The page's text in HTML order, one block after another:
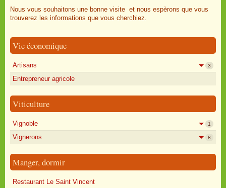
Nous vous souhaitons une bonne visite et nous espèrons que vous
trouverez les informations que vous cherchiez.
Vie économique
Artisans 3
Entrepreneur agricole
Viticulture
Vignoble 1
Vignerons 8
Manger, dormir
Restaurant Le Saint Vincent